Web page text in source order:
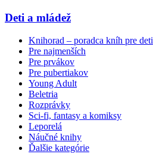
Deti a mládež
Knihorad – poradca kníh pre deti
Pre najmenších
Pre prvákov
Pre pubertiakov
Young Adult
Beletria
Rozprávky
Sci-fi, fantasy a komiksy
Leporelá
Náučné knihy
Ďalšie kategórie